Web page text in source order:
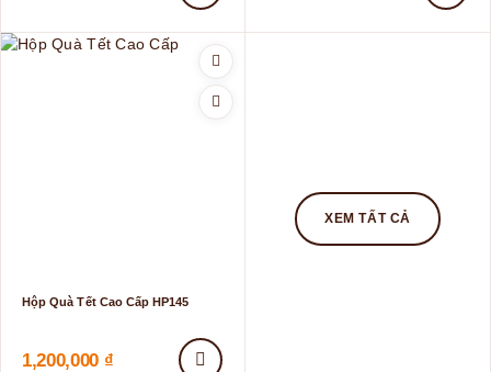
Hộp Quà Tết Cao Cấp HP145
1,200,000 ₫
XEM TẤT CẢ